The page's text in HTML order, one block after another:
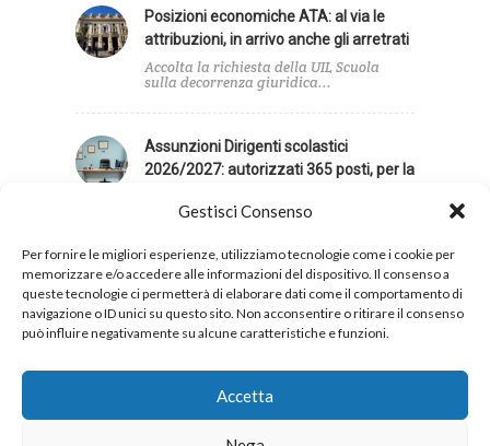
Gestisci Consenso
Per fornire le migliori esperienze, utilizziamo tecnologie come i cookie per
memorizzare e/o accedere alle informazioni del dispositivo. Il consenso a
queste tecnologie ci permetterà di elaborare dati come il comportamento di
navigazione o ID unici su questo sito. Non acconsentire o ritirare il consenso
può influire negativamente su alcune caratteristiche e funzioni.
Accetta
Posizioni economiche ATA: al via le
attribuzioni, in arrivo anche gli arretrati
Accolta la richiesta della UIL Scuola
sulla decorrenza giuridica...
Assunzioni Dirigenti scolastici
2026/2027: autorizzati 365 posti, per la
La UIL Scuola giudica insufficiente il
Cookies